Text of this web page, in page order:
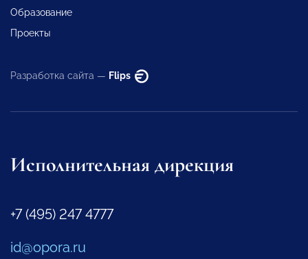
Образование
Проекты
Разработка сайта — Flips
Исполнительная дирекция
+7 (495) 247 4777
id@opora.ru